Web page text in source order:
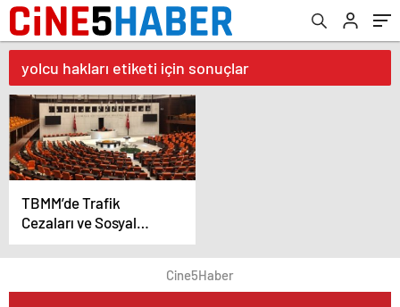
yolcu hakları etiketi için sonuçlar
TBMM’de Trafik
Cezaları ve Sosyal
Haklarla İlgili Yeni
Kanun Teklifi
Cine5Haber